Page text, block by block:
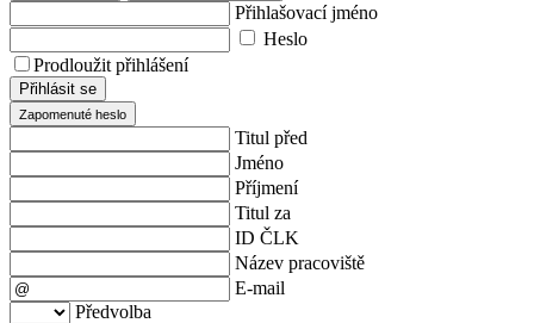
Přihlašovací jméno
Heslo
Prodloužit přihlášení
Přihlásit se
Zapomenuté heslo
Titul před
Jméno
Příjmení
Titul za
ID ČLK
Název pracoviště
E-mail
Předvolba